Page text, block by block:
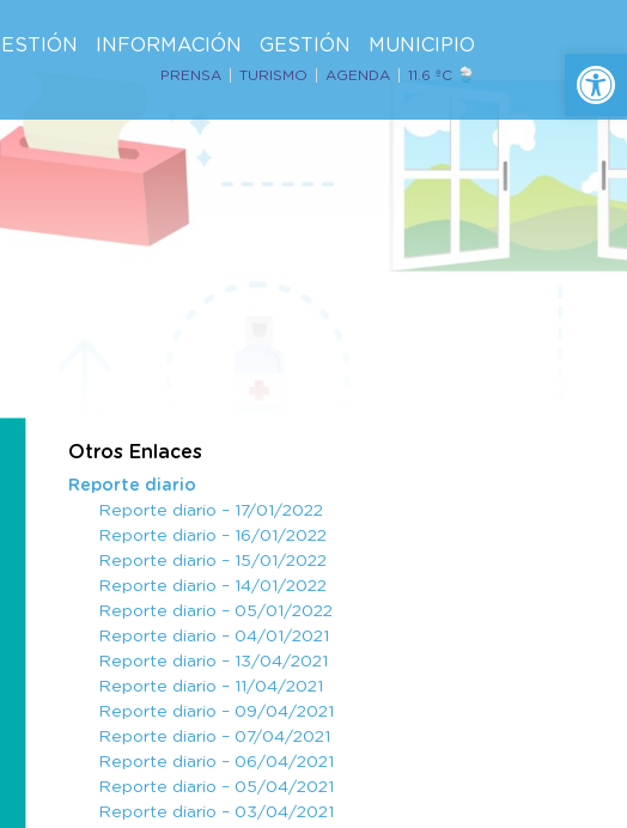
INFORMACIÓN GESTIÓN MUNICIPIO
PRENSA TURISMO AGENDA 11.6 ºC
Otros Enlaces
Reporte diario
Reporte diario – 17/01/2022
Reporte diario – 16/01/2022
Reporte diario – 15/01/2022
Reporte diario – 14/01/2022
Reporte diario – 05/01/2022
Reporte diario – 04/01/2021
Reporte diario – 13/04/2021
Reporte diario – 11/04/2021
Reporte diario – 09/04/2021
Reporte diario – 07/04/2021
Reporte diario – 06/04/2021
Reporte diario – 05/04/2021
Reporte diario – 03/04/2021